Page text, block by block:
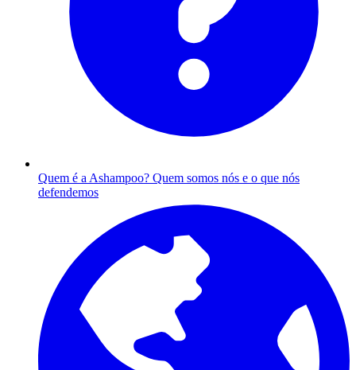
Quem é a Ashampoo? Quem somos nós e o que nós
defendemos